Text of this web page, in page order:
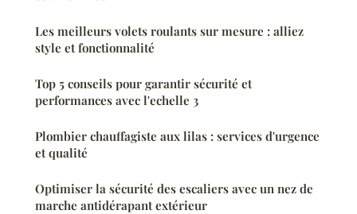
Les meilleurs volets roulants sur mesure : alliez
style et fonctionnalité
Top 5 conseils pour garantir sécurité et
performances avec l'echelle 3
Plombier chauffagiste aux lilas : services d'urgence
et qualité
Optimiser la sécurité des escaliers avec un nez de
marche antidérapant extérieur